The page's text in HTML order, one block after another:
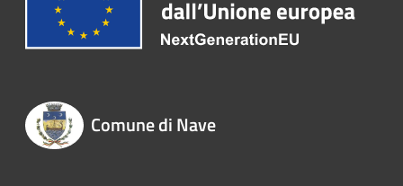
Comune di Nave